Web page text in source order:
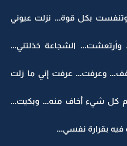
وتنفست بكل قوة... نزلت عيوني
وأرتعشت... الشجاعة خذلتني...
وعرفت... عرفت إني ما زلت
كل شيء أخاف منه... وبكيت...
بقرارة نفسي...